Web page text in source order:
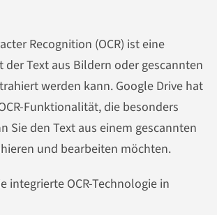
Recognition (OCR) ist eine
der Text aus Bildern oder gescannten
werden kann. Google Drive hat
Funktionalität, die besonders
Sie den Text aus einem gescannten
und bearbeiten möchten.
integrierte OCR-Technologie in